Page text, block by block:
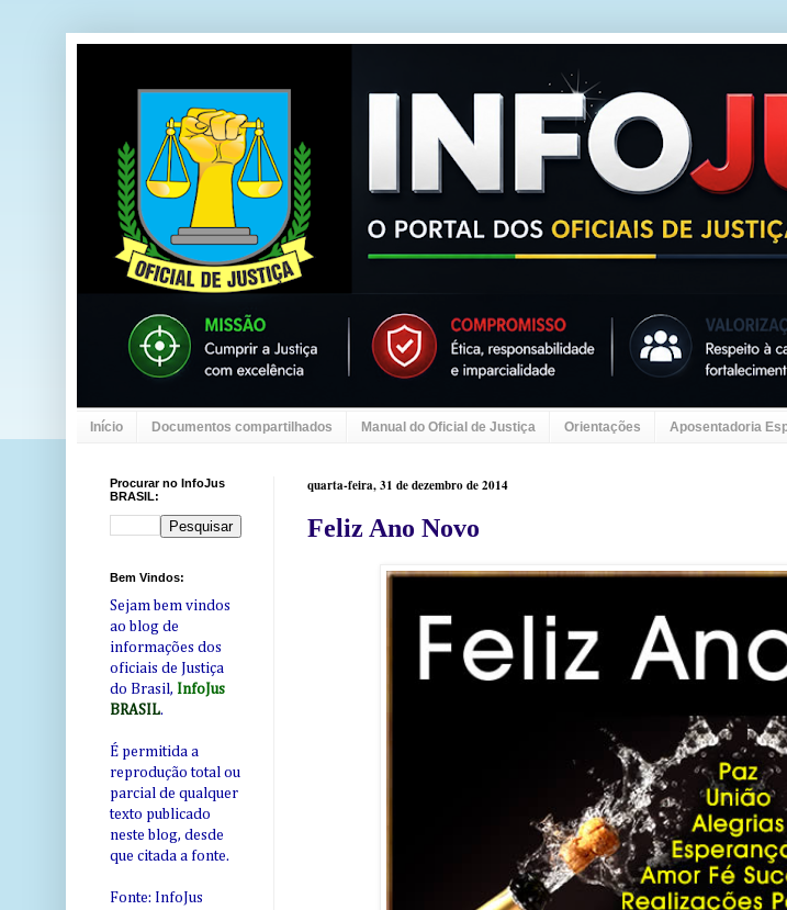
Início Documentos compartilhados Manual do Oficial de Justiça Orientações Aposentadoria
quarta-feira, 31 de dezembro de 2014
Feliz Ano Novo
Procurar no InfoJus
BRASIL:
Bem Vindos:
Sejam bem vindos
ao blog de
informações dos
oficiais de Justiça
do Brasil, InfoJus
BRASIL.
É permitida a
reprodução total ou
parcial de qualquer
texto publicado
neste blog, desde
que citada a fonte.
Fonte: InfoJus